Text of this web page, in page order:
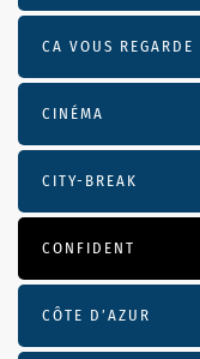
CA VOUS REGARDE
CINÉMA
CITY-BREAK
CONFIDENT
CÔTE D’AZUR